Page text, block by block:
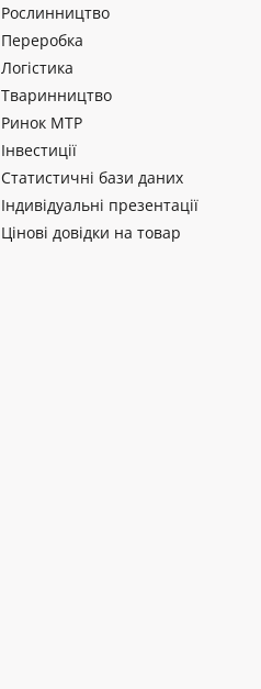
Рослинництво
Переробка
Логістика
Тваринництво
Ринок МТР
Інвестиції
Статистичні бази даних
Індивідуальні презентації
Цінові довідки на товар